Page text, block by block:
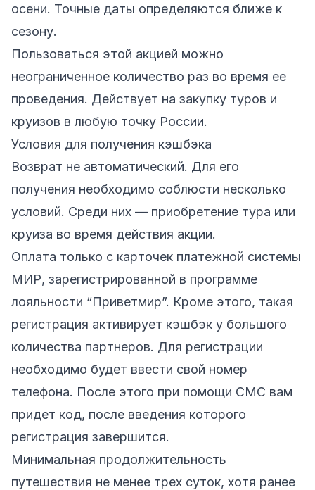
осени. Точные даты определяются ближе к
сезону.
Пользоваться этой акцией можно
неограниченное количество раз во время ее
проведения. Действует на закупку туров и
круизов в любую точку России.
Условия для получения кэшбэка
Возврат не автоматический. Для его
получения необходимо соблюсти несколько
условий. Среди них — приобретение тура или
круиза во время действия акции.
Оплата только с карточек платежной системы
МИР, зарегистрированной в программе
лояльности “Приветмир”. Кроме этого, такая
регистрация активирует кэшбэк у большого
количества партнеров. Для регистрации
необходимо будет ввести свой номер
телефона. После этого при помощи СМС вам
придет код, после введения которого
регистрация завершится.
Минимальная продолжительность
путешествия не менее трех суток, хотя ранее